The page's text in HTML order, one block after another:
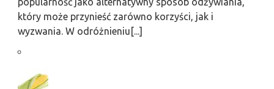
który może przynieść zarówno korzyści, jak i
wyzwania. W odróżnieniu[...]